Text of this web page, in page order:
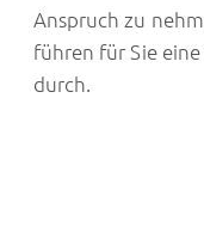
Anspruch zu
führen für Sie
durch.